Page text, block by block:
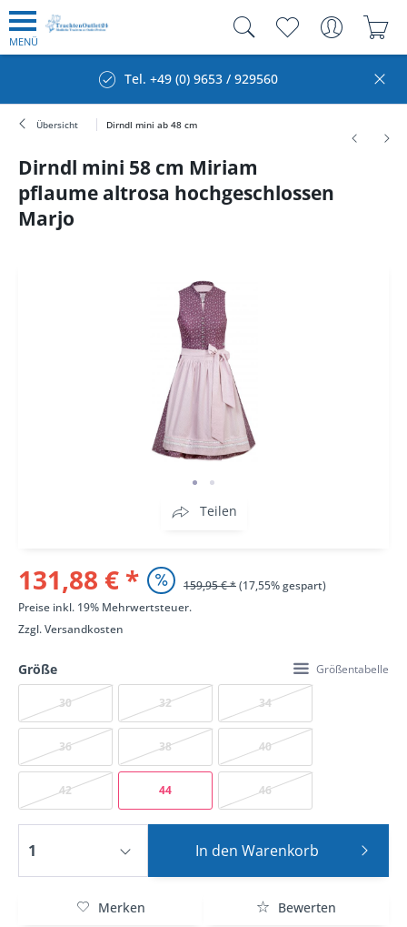
MENÜ
Tel. +49 (0) 9653 / 929560
Übersicht Dirndl mini ab 48 cm
Dirndl mini 58 cm Miriam
pflaume altrosa hochgeschlossen
Marjo
Teilen
131,88 € * 159,95 € *(17,55% gespart)
Preise inkl. 19% Mehrwertsteuer.
Zzgl.Versandkosten
Größe Größentabelle
30 32 34
36 38 40
42 44 46
In den Warenkorb
Merken Bewerten